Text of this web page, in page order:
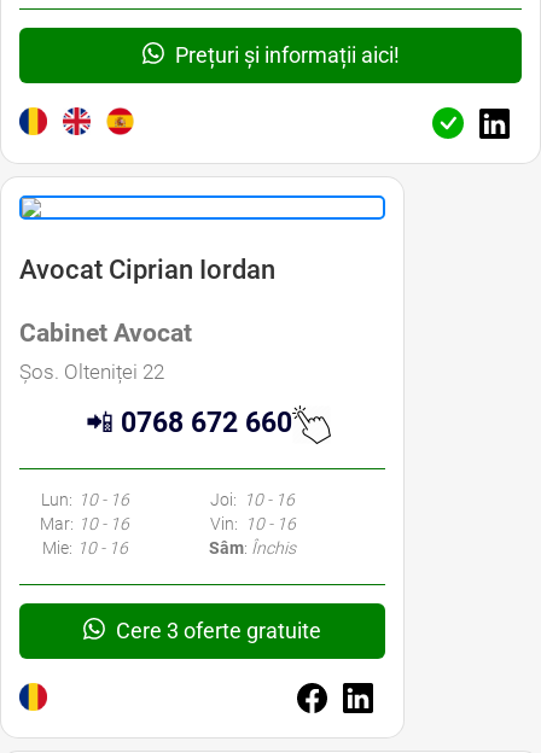
Prețuri și informații aici!
Avocat Ciprian Iordan
Cabinet Avocat
Șos. Olteniței 22
📲 0768 672 660
Lun: 10 - 16
Mar: 10 - 16
Mie: 10 - 16
Joi:
10 - 16
Vin:
10 - 16
Sâm: Închis
Cere 3 oferte gratuite